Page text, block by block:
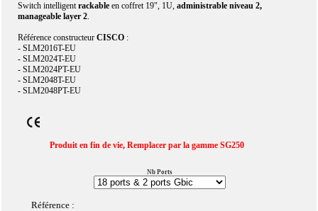
Switch intelligentrackableen coffret 19", 1U,administrable niveau 2,
manageable layer 2.
Référence constructeurCISCO :
- SLM2016T-EU
- SLM2024T-EU
- SLM2024PT-EU
- SLM2048T-EU
- SLM2048PT-EU
Produit en fin de vie, Remplacer par la gamme SG250
Nb Ports
Référence :